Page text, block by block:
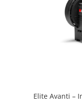
Elite Avanti –